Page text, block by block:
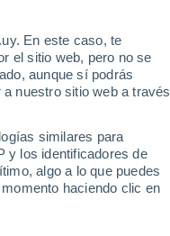
En este caso, te
el sitio web, pero no se
aunque sí podrás
nuestro sitio web a través
similares para
y los identificadores de
algo a lo que puedes
haciendo clic en
36°